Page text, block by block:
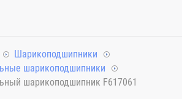
Шарикоподшипники
шарикоподшипники
шарикоподшипник F617061